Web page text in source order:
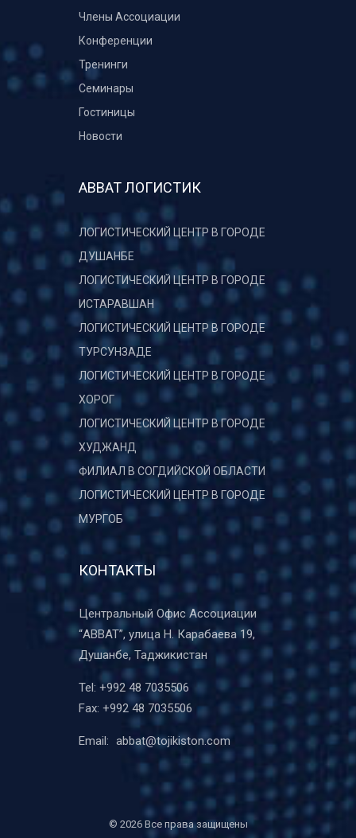
Члены Ассоциации
Конференции
Тренинги
Семинары
Гостиницы
Новости
АВВАТ ЛОГИСТИК
ЛОГИСТИЧЕСКИЙ ЦЕНТР В ГОРОДЕ
ДУШАНБЕ
ЛОГИСТИЧЕСКИЙ ЦЕНТР В ГОРОДЕ
ИСТАРАВШАН
ЛОГИСТИЧЕСКИЙ ЦЕНТР В ГОРОДЕ
ТУРСУНЗАДЕ
ЛОГИСТИЧЕСКИЙ ЦЕНТР В ГОРОДЕ
ХОРОГ
ЛОГИСТИЧЕСКИЙ ЦЕНТР В ГОРОДЕ
ХУДЖАНД
ФИЛИАЛ В СОГДИЙСКОЙ ОБЛАСТИ
ЛОГИСТИЧЕСКИЙ ЦЕНТР В ГОРОДЕ
МУРГОБ
КОНТАКТЫ
Центральный Офис Ассоциации
“ABBAT”, улица Н. Карабаева 19,
Душанбе, Таджикистан
Tel: +992 48 7035506
Fax: +992 48 7035506
Email: abbat@tojikiston.com
© 2026 Все права защищены